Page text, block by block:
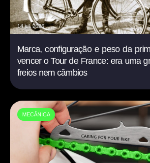
14 jul. 2026
Marca, configuração e peso da
vencer o Tour de France: era uma
freios nem câmbios
MECÂNICA